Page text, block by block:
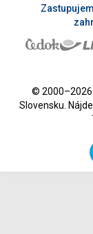
©
Slovensku.